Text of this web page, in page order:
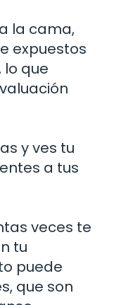
la cama,
expuestos
que
y ves tu
a tus
veces te
tu
puede
que son